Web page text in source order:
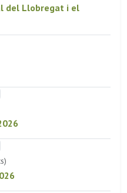
del Llobregat i el